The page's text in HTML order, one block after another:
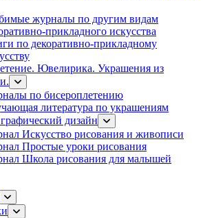
журналы по другим видам
прикладного искусства
по декоративно-прикладному
Ювелирика. Украшения из
по бисероплетению
литература по украшениям
дизайн
Искусство рисования и живописи
Простые уроки рисования
Школа рисования для малышей